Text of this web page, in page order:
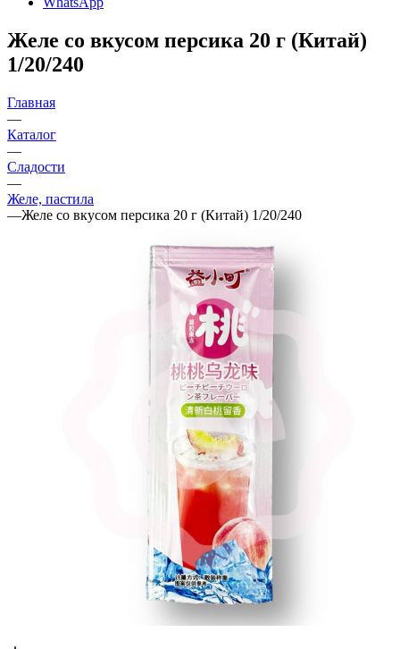
Желе со вкусом персика 20 г (Китай)
1/20/240
Главная
—
Каталог
—
Сладости
—
Желе, пастила
—Желе со вкусом персика 20 г (Китай) 1/20/240